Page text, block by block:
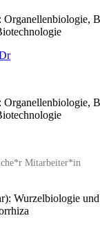
Mitarbeiter*in
Wurzelbiologie